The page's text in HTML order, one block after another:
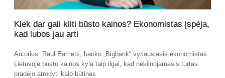
Kiek dar gali kilti būsto kainos? Ekonomistas įspėja,
kad lubos jau arti
Autorius: Raul Eamets, banko „Bigbank“ vyriausiasis ekonomistas
Lietuvoje būsto kainos kyla taip ilgai, kad nekilnojamasis turtas
pradėjo atrodyti kaip būtinas